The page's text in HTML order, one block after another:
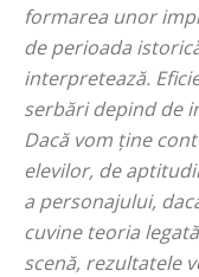
formarea unor
de perioada
interpretează.
serbări depind de
Dacă vom ține
elevilor, de
a personajului,
cuvine teoria
scenă, rezultatele